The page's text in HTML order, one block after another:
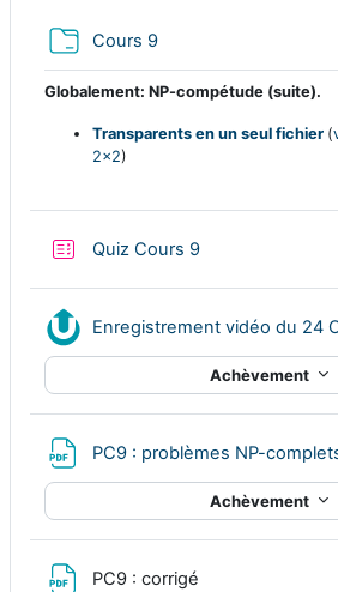
Cours 9Dossier
Globalement: NP-compétude (suite).
Transparents en un seul fichier (
2x2)
Quiz Cours 9Test
Enregistrement vidéo du 24
Achèvement
PC9 : problèmes NP-
Achèvement
PC9 : corrigé